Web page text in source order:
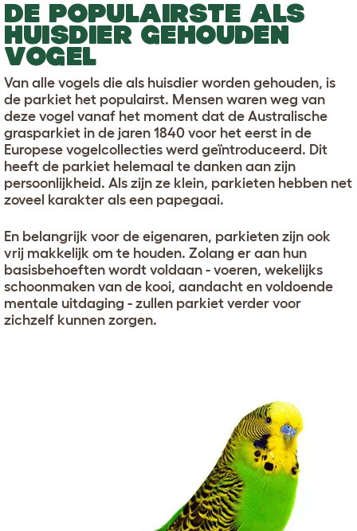
DE POPULAIRSTE ALS
HUISDIER GEHOUDEN
VOGEL
Van alle vogels die als huisdier worden gehouden, is
de parkiet het populairst. Mensen waren weg van
deze vogel vanaf het moment dat de Australische
grasparkiet in de jaren 1840 voor het eerst in de
Europese vogelcollecties werd geïntroduceerd. Dit
heeft de parkiet helemaal te danken aan zijn
persoonlijkheid. Als zijn ze klein, parkieten hebben net
zoveel karakter als een papegaai.
En belangrijk voor de eigenaren, parkieten zijn ook
vrij makkelijk om te houden. Zolang er aan hun
basisbehoeften wordt voldaan - voeren, wekelijks
schoonmaken van de kooi, aandacht en voldoende
mentale uitdaging - zullen parkiet verder voor
zichzelf kunnen zorgen.